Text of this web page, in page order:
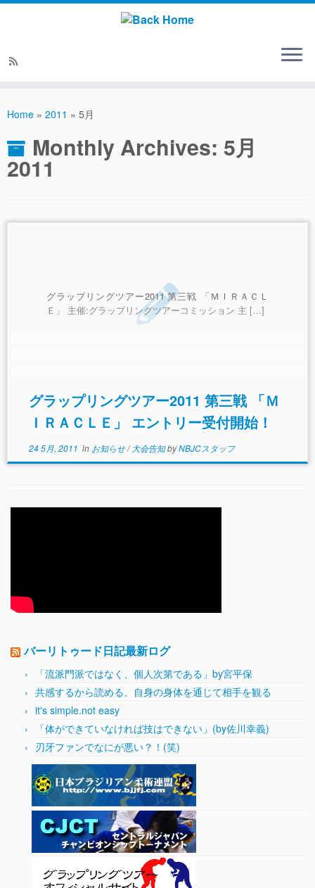
Home » 2011 » 5月
Monthly Archives: 5月
2011
グラップリングツアー2011 第三戦 「ＭＩＲＡＣＬ
Ｅ」 主催:グラップリングツアーコミッション 主 […]
グラップリングツアー2011 第三戦 「Ｍ
ＩＲＡＣＬＥ」 エントリー受付開始！
24 5月, 2011 in お知らせ/大会告知byNBJCスタッフ
バーリトゥード日記最新ログ
「流派門派ではなく、個人次第である」by宮平保
共感するから読める。自身の身体を通じて相手を観る
it's simple.not easy
「体ができていなければ技はできない」(by佐川幸義)
刃牙ファンでなにが悪い？！(笑)